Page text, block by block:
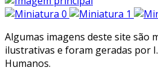
Algumas imagens deste site são
ilustrativas e foram geradas por
Humanos.